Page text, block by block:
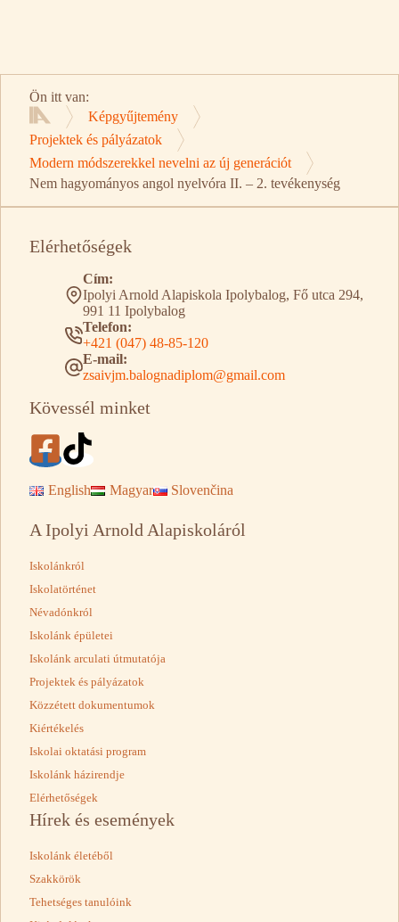
Ön itt van:
Kezdőlap
Képgyűjtemény
Projektek és pályázatok
Modern módszerekkel nevelni az új generációt
Nem hagyományos angol nyelvóra II. – 2. tevékenység
Elérhetőségek
Cím:
Ipolyi Arnold Alapiskola Ipolybalog, Fő utca 294,
991 11 Ipolybalog
Telefon:
+421 (047) 48-85-120
E-mail:
zsaivjm.balognadiplom@gmail.com
Kövessél minket
English Magyar Slovenčina
A Ipolyi Arnold Alapiskoláról
Iskolánkról
Iskolatörténet
Névadónkról
Iskolánk épületei
Iskolánk arculati útmutatója
Projektek és pályázatok
Közzétett dokumentumok
Kiértékelés
Iskolai oktatási program
Iskolánk házirendje
Elérhetőségek
Hírek és események
Iskolánk életéből
Szakkörök
Tehetséges tanulóink